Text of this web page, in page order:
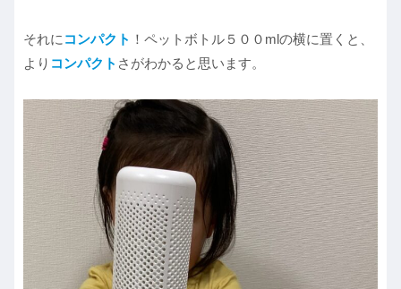
それに コンパクト ！ペットボトル５００mlの横に置くと、
より コンパクト さがわかると思います。